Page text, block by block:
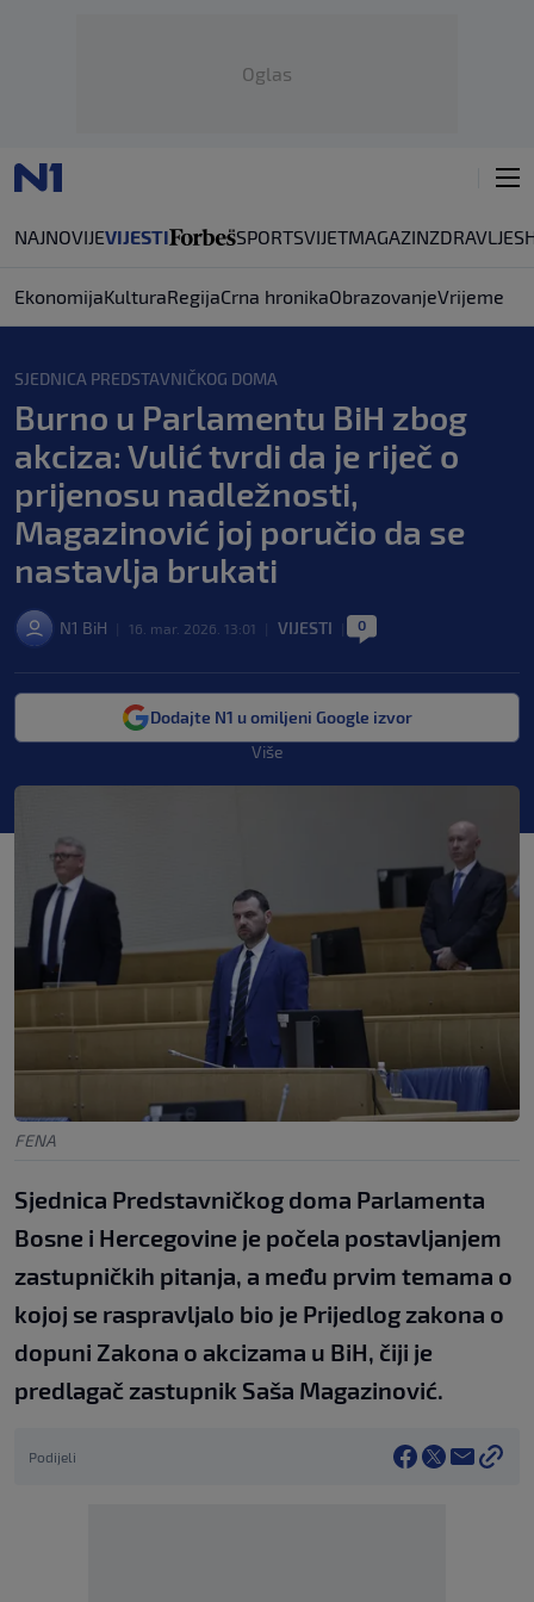
Oglas
NAJNOVIJEVIJESTI SPORTSVIJETMAGAZINZDRAVLJE
EkonomijaKulturaRegijaCrna hronikaObrazovanjeVrijeme
SJEDNICA PREDSTAVNIČKOG DOMA
Burno u Parlamentu BiH zbog
akciza: Vulić tvrdi da je riječ o
prijenosu nadležnosti,
Magazinović joj poručio da se
nastavlja brukati
N1 BiH 16. mar. 2026. 13:01 VIJESTI 0
Dodajte N1 u omiljeni Google izvor
Više
FENA
Sjednica Predstavničkog doma Parlamenta
Bosne i Hercegovine je počela postavljanjem
zastupničkih pitanja, a među prvim temama o
kojoj se raspravljalo bio je Prijedlog zakona o
dopuni Zakona o akcizama u BiH, čiji je
predlagač zastupnik Saša Magazinović.
Podijeli